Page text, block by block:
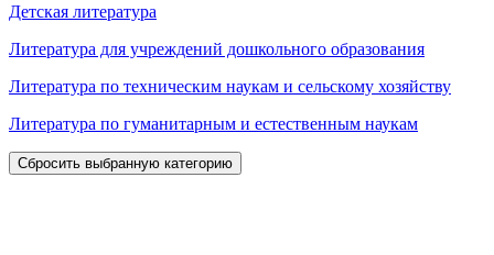
Детская литература
Литература для учреждений дошкольного образования
Литература по техническим наукам и сельскому хозяйству
Литература по гуманитарным и естественным наукам
Сбросить выбранную категорию